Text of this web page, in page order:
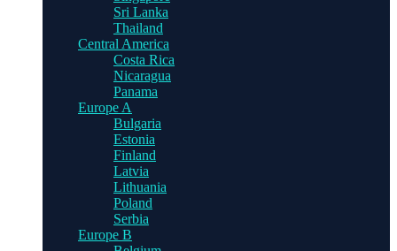
Sri Lanka
Thailand
Central America
Costa Rica
Nicaragua
Panama
Europe A
Bulgaria
Estonia
Finland
Latvia
Lithuania
Poland
Serbia
Europe B